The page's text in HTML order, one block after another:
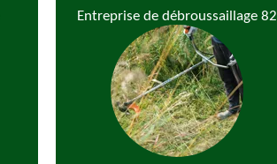
Entreprise de débroussaillage 82